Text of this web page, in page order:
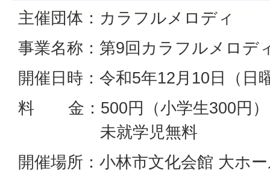
主催団体：カラフルメロディ
事業名称：第9回カラフルメロデ
開催日時：令和5年12月10日（日
料 金：500円（小学生300円）
未就学児無料
開催場所：小林市文化会館 大ホ